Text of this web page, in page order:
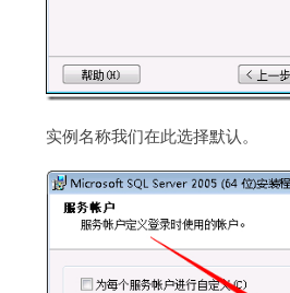
实例名称我们在此选择默认。